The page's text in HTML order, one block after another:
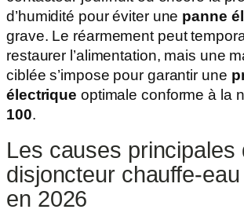
d’humidité pour éviter une panne
grave. Le réarmement peut
restaurer l’alimentation, mais une
ciblée s’impose pour garantir une
électrique optimale conforme à la
100.
Les causes principales
disjoncteur chauffe-
en 2026